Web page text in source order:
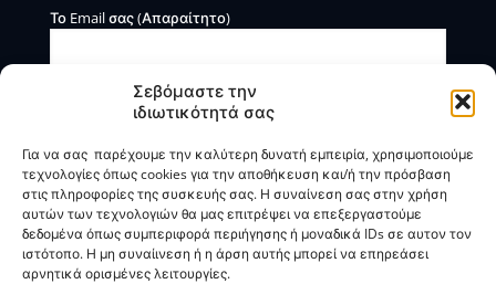
Σεβόμαστε την
ιδιωτικότητά σας
Για να σας παρέχουμε την καλύτερη δυνατή εμπειρία, χρησιμοποιούμε
τεχνολογίες όπως cookies για την αποθήκευση και/ή την πρόσβαση
στις πληροφορίες της συσκευής σας. Η συναίνεση σας στην χρήση
αυτών των τεχνολογιών θα μας επιτρέψει να επεξεργαστούμε
δεδομένα όπως συμπεριφορά περιήγησης ή μοναδικά IDs σε αυτον τον
ιστότοπο. Η μη συναίινεση ή η άρση αυτής μπορεί να επηρεάσει
αρνητικά ορισμένες λειτουργίες.
Το Email σας (Απαραίτητο)
Η BOXmind παρέχει πληροφοριακές και συμβουλευτικές
υπηρεσίες. Δεν προσφέρει υπηρεσίες ρύθμισης ή
διαγραφής οφειλών.